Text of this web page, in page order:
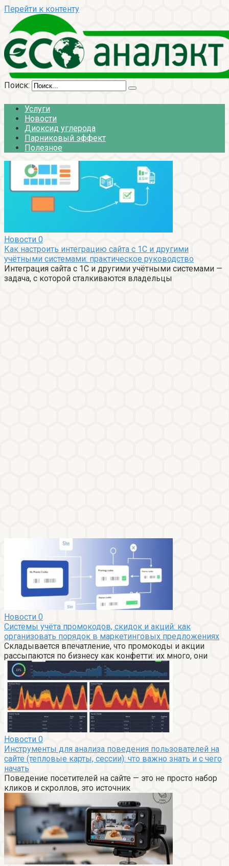
Перейти к контенту
Поиск:
Услуги
Новости
Диоксид углерода
Парниковый эффект
Полезное
Новости 0
Как настроить интеграцию сайта с 1С и другими
учётными системами: практическое руководство
Интеграция сайта с 1С и другими учётными системами —
задача, с которой сталкиваются владельцы
Новости 0
Системы учёта промокодов, скидок и акций: как
организовать порядок в маркетинговых предложениях
Складывается впечатление, что промокоды и акции
рассыпаются по бизнесу как конфетти: их много, они
Новости 0
Инструменты для анализа поведения пользователей на
сайте (тепловые карты, сессии): что важно знать и с чего
начать
Поведение посетителей на сайте — это не просто набор
кликов и скроллов, это источник